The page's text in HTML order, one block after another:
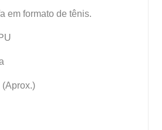
em formato de tênis.
(Aprox.)